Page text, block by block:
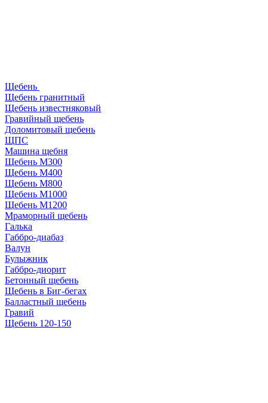
Щебень
Щебень гранитный
Щебень известняковый
Гравийный щебень
Доломитовый щебень
ЩПС
Машина щебня
Щебень М300
Щебень М400
Щебень М800
Щебень М1000
Щебень М1200
Мраморный щебень
Галька
Габбро-диабаз
Валун
Булыжник
Габбро-диорит
Бетонный щебень
Щебень в Биг-бегах
Балластный щебень
Гравий
Щебень 120-150